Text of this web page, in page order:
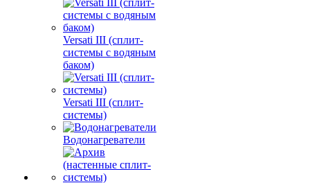
Versati III (сплит-
системы с водяным
баком)
Versati III (сплит-
системы)
Водонагреватели